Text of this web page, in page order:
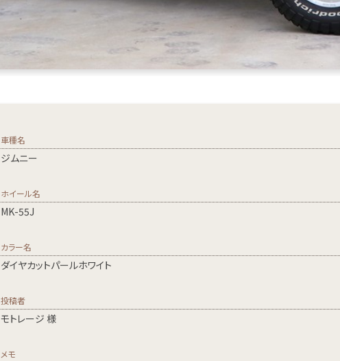
車種名
ジムニー
ホイール名
MK-55J
カラー名
ダイヤカットパールホワイト
投稿者
モトレージ 様
メモ